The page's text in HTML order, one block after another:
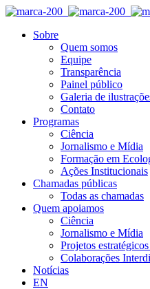
Sobre
Quem somos
Equipe
Transparência
Painel público
Galeria de
Contato
Programas
Ciência
Jornalismo e Mídia
Formação em
Ações Institucionais
Chamadas públicas
Todas as chamadas
Quem apoiamos
Ciência
Jornalismo e Mídia
Projetos
Colaborações
Notícias
EN